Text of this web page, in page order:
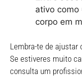
ativo como
corpo em
Lembra-te de ajustar
Se estiveres muito
consulta um